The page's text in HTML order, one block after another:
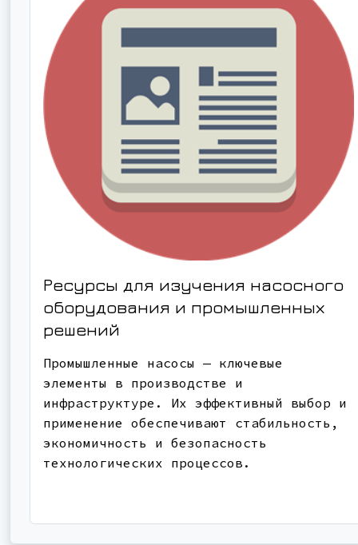
Ресурсы для изучения насосного
оборудования и промышленных
решений
Промышленные насосы — ключевые
элементы в производстве и
инфраструктуре. Их эффективный выбор и
применение обеспечивают стабильность,
экономичность и безопасность
технологических процессов.